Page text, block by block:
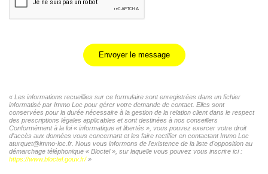
Envoyer le message
« Les informations recueillies sur ce formulaire sont enregistrées dans un fichier
informatisé par Immo Loc pour gérer votre demande de contact. Elles sont
conservées pour la durée nécessaire à la gestion de la relation client dans le respect
des prescriptions légales applicables et sont destinées à nos conseillers
Conformément à la loi « informatique et libertés », vous pouvez exercer votre droit
d'accès aux données vous concernant et les faire rectifier en contactant Immo Loc
aturquet@immo-loc.fr. Nous vous informons de l'existence de la liste d'opposition au
démarchage téléphonique « Bloctel », sur laquelle vous pouvez vous inscrire ici :
https://www.bloctel.gouv.fr/»